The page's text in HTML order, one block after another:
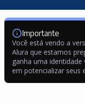
Importante
Você está vendo a
Alura que estamos
ganha uma
em potencializar seus